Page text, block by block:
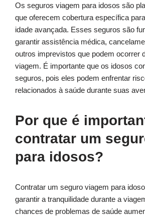
Os seguros viagem para idosos são
que oferecem cobertura específica
idade avançada. Esses seguros são
garantir assistência médica,
outros imprevistos que podem ocorrer
viagem. É importante que os idosos
seguros, pois eles podem enfrentar
relacionados à saúde durante suas
Por que é
contratar um
para idosos?
Contratar um seguro viagem para
garantir a tranquilidade durante a
chances de problemas de saúde